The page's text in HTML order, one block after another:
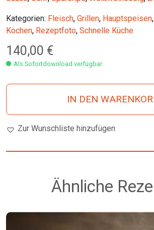
Kategorien: Fleisch, Grillen, Hauptspeisen,
Kochen, Rezeptfoto, Schnelle Küche
140,00 €
Als Sofortdownload verfügbar
IN DEN
Zur Wunschliste hinzufügen
Ähnliche